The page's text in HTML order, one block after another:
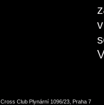
Cross Club Plynární 1096/23, Praha 7